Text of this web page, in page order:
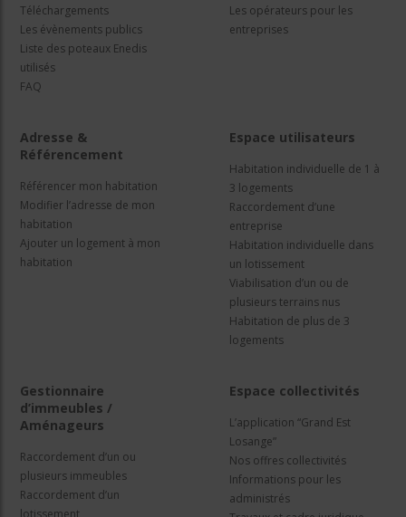
Téléchargements
Les évènements publics
Liste des poteaux Enedis
utilisés
FAQ
Les opérateurs pour les
entreprises
Adresse &
Référencement
Référencer mon habitation
Modifier l’adresse de mon
habitation
Ajouter un logement à mon
habitation
Espace utilisateurs
Habitation individuelle de 1 à
3 logements
Raccordement d’une
entreprise
Habitation individuelle dans
un lotissement
Viabilisation d’un ou de
plusieurs terrains nus
Habitation de plus de 3
logements
Gestionnaire
d’immeubles /
Aménageurs
Raccordement d’un ou
plusieurs immeubles
Raccordement d’un
lotissement
Espace collectivités
L’application “Grand Est
Losange”
Nos offres collectivités
Informations pour les
administrés